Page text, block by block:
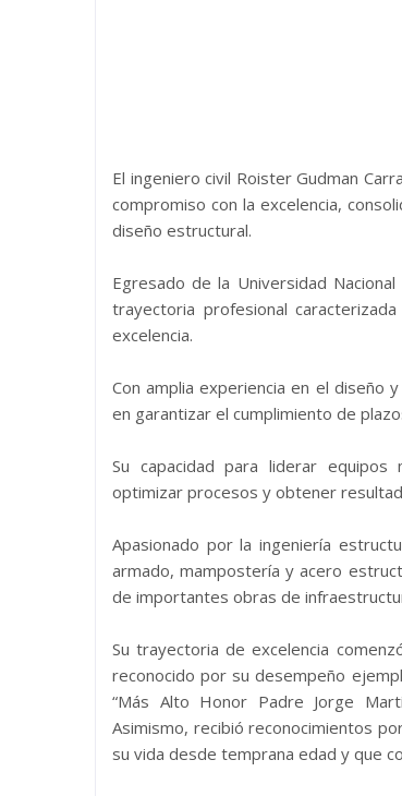
El ingeniero civil Roister Gudman
compromiso con la excelencia,
diseño estructural.
Egresado de la Universidad
trayectoria profesional
excelencia.
Con amplia experiencia en el diseño
en garantizar el cumplimiento de
Su capacidad para liderar
optimizar procesos y obtener
Apasionado por la ingeniería
armado, mampostería y acero
de importantes obras de
Su trayectoria de excelencia
reconocido por su desempeño
“Más Alto Honor Padre Jorge
Asimismo, recibió reconocimientos
su vida desde temprana edad y que